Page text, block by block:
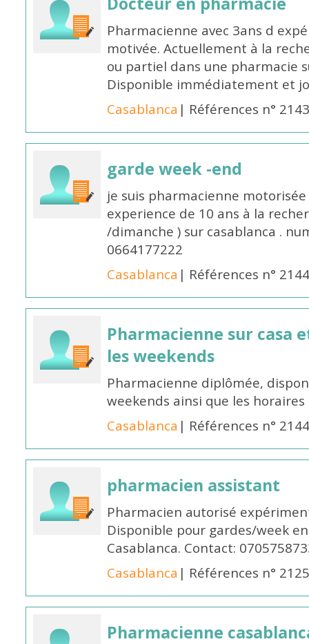
Pharmacienne avec 3ans d
motivée. Actuellement à la
ou partiel dans une pharmacie
Disponible immédiatement et
Casablanca | Références n°
garde week -end
je suis pharmacienne
experience de 10 ans à la
/dimanche ) sur casablanca .
0664177222
Casablanca | Références n°
Pharmacienne sur casa
les weekends
Pharmacienne diplômée,
weekends ainsi que les
Casablanca | Références n°
pharmacien assistant
Pharmacien autorisé
Disponible pour gardes/week
Casablanca. Contact:
Casablanca | Références n°
Pharmacienne